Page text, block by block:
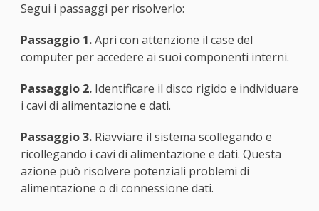
Segui i passaggi per risolverlo:
Passaggio 1.Apri con attenzione il case del
computer per accedere ai suoi componenti interni.
Passaggio 2.Identificare il disco rigido e individuare
i cavi di alimentazione e dati.
Passaggio 3.Riavviare il sistema scollegando e
ricollegando i cavi di alimentazione e dati. Questa
azione può risolvere potenziali problemi di
alimentazione o di connessione dati.